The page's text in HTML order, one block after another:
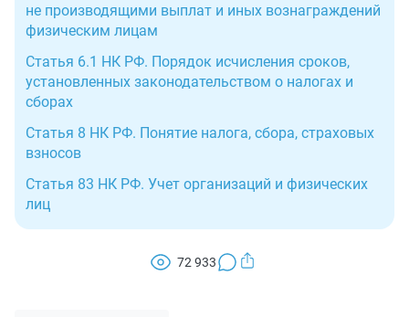
не производящими выплат и иных вознаграждений
физическим лицам
Статья 6.1 НК РФ. Порядок исчисления сроков,
установленных законодательством о налогах и
сборах
Статья 8 НК РФ. Понятие налога, сбора, страховых
взносов
Статья 83 НК РФ. Учет организаций и физических
лиц
72 933